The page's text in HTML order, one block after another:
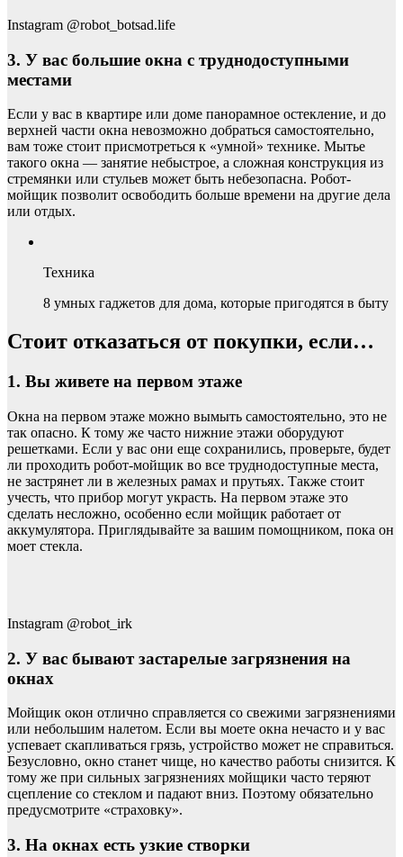
Instagram @robot_botsad.life
3. У вас большие окна с труднодоступными
местами
Если у вас в квартире или доме панорамное остекление, и до
верхней части окна невозможно добраться самостоятельно,
вам тоже стоит присмотреться к «умной» технике. Мытье
такого окна — занятие небыстрое, а сложная конструкция из
стремянки или стульев может быть небезопасна. Робот-
мойщик позволит освободить больше времени на другие дела
или отдых.
Техника
8 умных гаджетов для дома, которые пригодятся в быту
Стоит отказаться от покупки, если…
1. Вы живете на первом этаже
Окна на первом этаже можно вымыть самостоятельно, это не
так опасно. К тому же часто нижние этажи оборудуют
решетками. Если у вас они еще сохранились, проверьте, будет
ли проходить робот-мойщик во все труднодоступные места,
не застрянет ли в железных рамах и прутьях. Также стоит
учесть, что прибор могут украсть. На первом этаже это
сделать несложно, особенно если мойщик работает от
аккумулятора. Приглядывайте за вашим помощником, пока он
моет стекла.
Instagram @robot_irk
2. У вас бывают застарелые загрязнения на
окнах
Мойщик окон отлично справляется со свежими загрязнениями
или небольшим налетом. Если вы моете окна нечасто и у вас
успевает скапливаться грязь, устройство может не справиться.
Безусловно, окно станет чище, но качество работы снизится. К
тому же при сильных загрязнениях мойщики часто теряют
сцепление со стеклом и падают вниз. Поэтому обязательно
предусмотрите «страховку».
3. На окнах есть узкие створки